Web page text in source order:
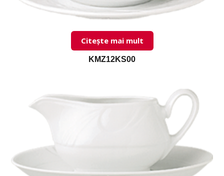
KMZ12KS00
Citește mai mult